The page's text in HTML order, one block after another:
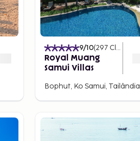
9/10(297 Classificações
Royal Muang
Samui Villas
Bophut, Ko Samui, Tailândia